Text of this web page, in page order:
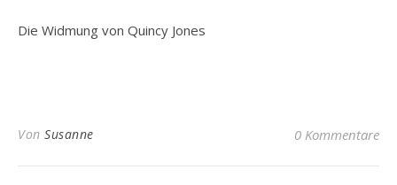
Die Widmung von Quincy Jones
Von Susanne 0 Kommentare